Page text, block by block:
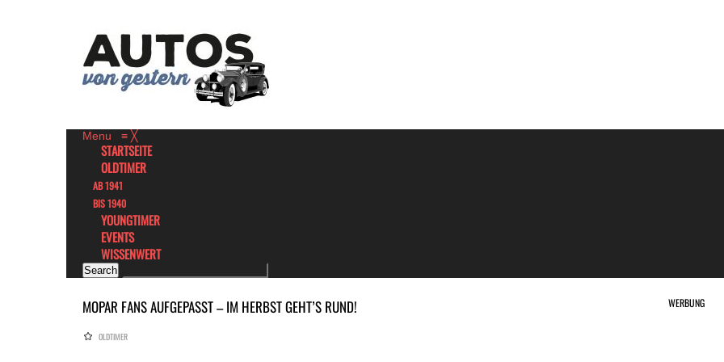
Menu ≡ ╳
STARTSEITE
OLDTIMER
AB 1941
BIS 1940
YOUNGTIMER
EVENTS
WISSENWERT
MOPAR FANS AUFGEPASST – IM HERBST GEHT’S RUND! WERBUNG
OLDTIMER